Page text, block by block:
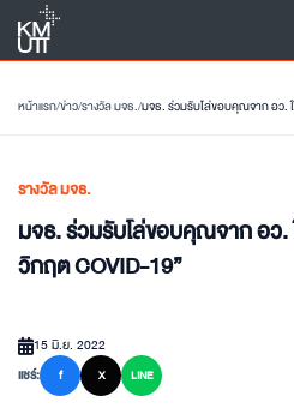
หน้าแรก/ข่าว/รางวัล มจธ./มจธ. ร่วมรับโล่ขอบคุณจาก อว.
รางวัล มจธ.
มจธ. ร่วมรับโล่ขอบคุณจาก อว.
วิกฤต COVID-19”
15 มิ.ย. 2022
แชร์:
f X LINE